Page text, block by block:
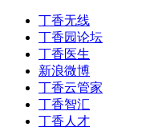
丁香无线
丁香园论坛
丁香医生
新浪微博
丁香云管家
丁香智汇
丁香人才